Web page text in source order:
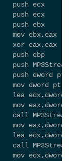
push ecx
push ecx
push ebx
mov ebx,eax
xor eax,eax
push ebp
push
push dword
mov dword ptr
lea
mov eax,dword
call
mov
lea
call
mov